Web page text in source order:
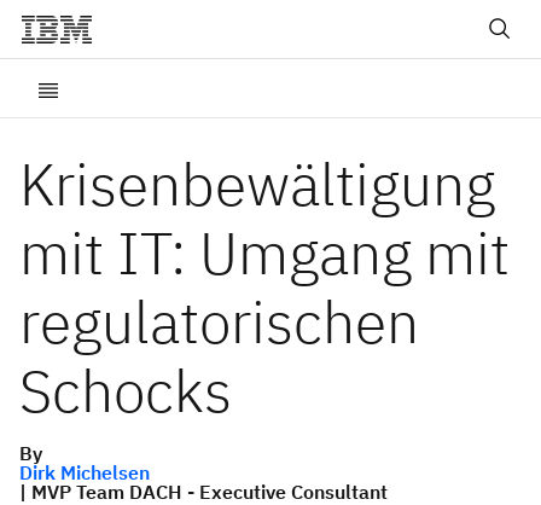
Krisenbewältigung
mit IT: Umgang mit
regulatorischen
Schocks
By
Dirk Michelsen
| MVP Team DACH - Executive Consultant